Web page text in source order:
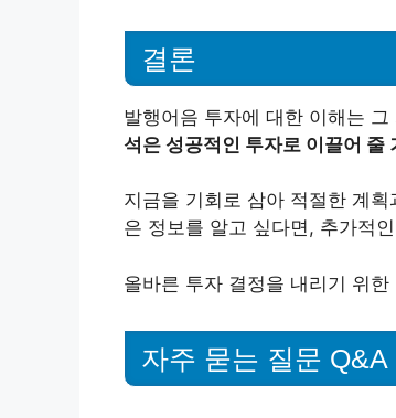
결론
발행어음 투자에 대한 이해는
석은 성공적인 투자로 이끌어 줄
지금을 기회로 삼아 적절한 계
은 정보를 알고 싶다면, 추가적
올바른 투자 결정을 내리기 위
자주 묻는 질문 Q&A